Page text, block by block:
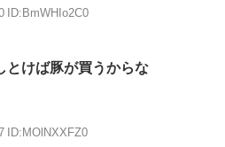
ID:BmWHIo2C0
とけば豚が買うからな
ID:MOlNXXFZ0